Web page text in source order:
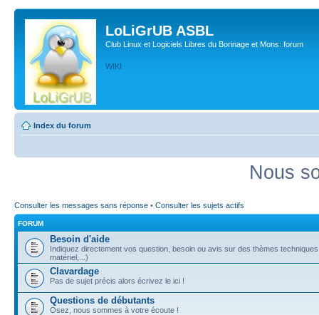
LoLiGrUB ASBL
Club Linux et Logiciels Libres du Borinage et Mons: forum
WIKI
Index du forum
Nous
Consulter les messages sans réponse • Consulter les sujets actifs
FORUM
Besoin d'aide
Indiquez directement vos question, besoin ou avis sur des thèmes
matériel,...)
Clavardage
Pas de sujet précis alors écrivez le ici !
Questions de débutants
Osez, nous sommes à votre écoute !